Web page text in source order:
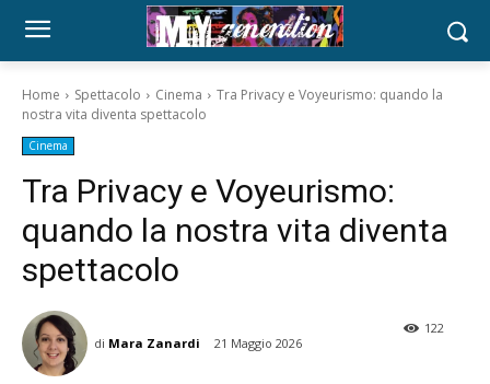
Home Spettacolo Cinema
Tra Privacy e Voyeurismo: quando la
nostra vita diventa spettacolo
Cinema
Tra Privacy e Voyeurismo:
quando la nostra vita diventa
spettacolo
di Mara Zanardi 21 Maggio 2026
122